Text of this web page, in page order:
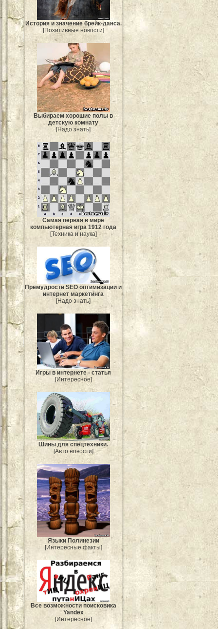
История и значение брейк-данса.
[Позитивные новости]
Выбираем хорошие полы в
детскую комнату
[Надо знать]
Самая первая в мире
компьютерная игра 1912 года
[Техника и наука]
Премудрости SEO оптимизации и
интернет маркетинга
[Надо знать]
Игры в интернете - статья
[Интересное]
Шины для спецтехники.
[Авто новости]
Языки Полинезии
[Интересные факты]
Все возможности поисковика
Yandex
[Интересное]